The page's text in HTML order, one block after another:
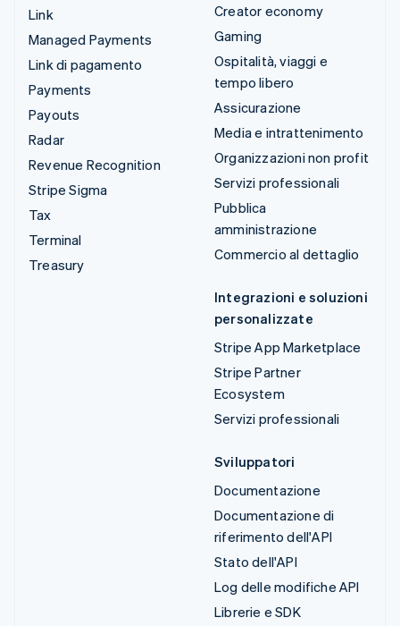
Link
Managed Payments
Link di pagamento
Payments
Payouts
Radar
Revenue Recognition
Stripe Sigma
Tax
Terminal
Treasury
Creator economy
Gaming
Ospitalità, viaggi e
tempo libero
Assicurazione
Media e intrattenimento
Organizzazioni non profit
Servizi professionali
Pubblica
amministrazione
Commercio al dettaglio
Integrazioni e soluzioni
personalizzate
Stripe App Marketplace
Stripe Partner
Ecosystem
Servizi professionali
Sviluppatori
Documentazione
Documentazione di
riferimento dell'API
Stato dell'API
Log delle modifiche API
Librerie e SDK